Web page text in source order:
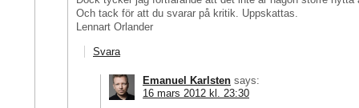
Och tack för att du svarar på kritik. Uppskattas.
Lennart Orlander
Svara
Emanuel Karlsten says:
16 mars 2012 kl. 23:30